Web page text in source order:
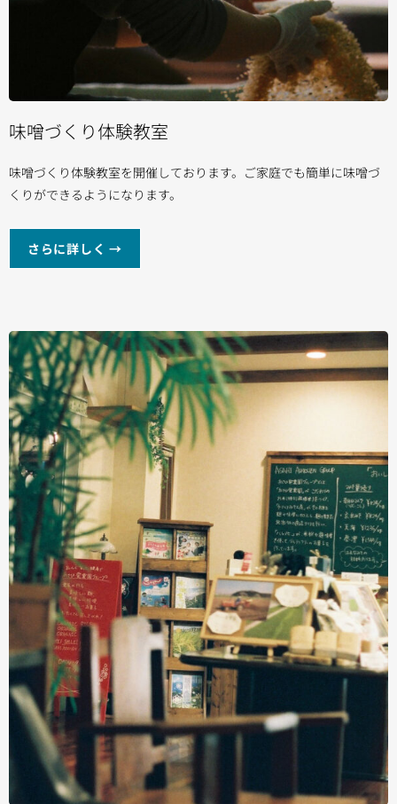
味噌づくり体験教室
味噌づくり体験教室を開催しております。ご家庭でも簡単に味噌づ
くりができるようになります。
さらに詳しく →